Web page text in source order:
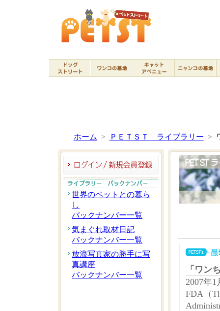
ホーム > ＰＥＴＳＴ ライブラリー >
世界のペットとの暮ら
し
バックナンバー一覧
気まぐれ取材日記
バックナンバー一覧
放浪写真家の勝手に写
真講座
バックナンバー一覧
「ワン
2007年
FDA（